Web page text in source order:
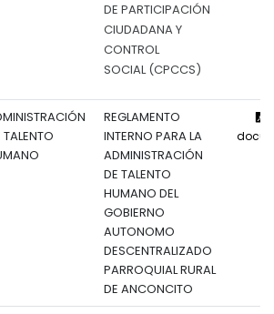
DE PARTICIPACIÓN
CIUDADANA Y
CONTROL
SOCIAL (CPCCS)
TALENTO
REGLAMENTO
INTERNO PARA LA
ADMINISTRACIÓN
DE TALENTO
HUMANO DEL
GOBIERNO
AUTONOMO
DESCENTRALIZADO
PARROQUIAL RURAL
DE ANCONCITO